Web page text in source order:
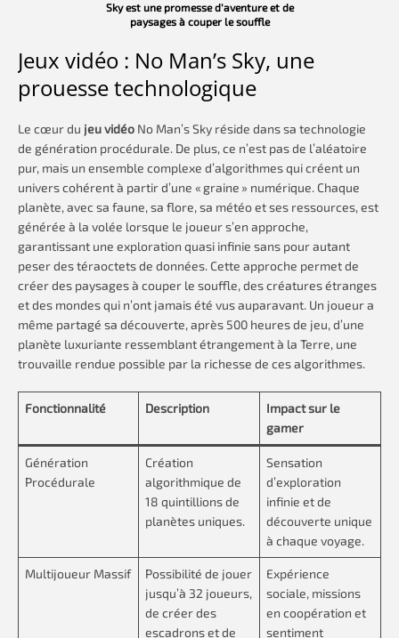
Sky est une promesse d’aventure et de
paysages à couper le souffle
Jeux vidéo : No Man’s Sky, une
prouesse technologique
Le cœur du jeu vidéo No Man’s Sky réside dans sa technologie
de génération procédurale. De plus, ce n’est pas de l’aléatoire
pur, mais un ensemble complexe d’algorithmes qui créent un
univers cohérent à partir d’une « graine » numérique. Chaque
planète, avec sa faune, sa flore, sa météo et ses ressources, est
générée à la volée lorsque le joueur s’en approche,
garantissant une exploration quasi infinie sans pour autant
peser des téraoctets de données. Cette approche permet de
créer des paysages à couper le souffle, des créatures étranges
et des mondes qui n’ont jamais été vus auparavant. Un joueur a
même partagé sa découverte, après 500 heures de jeu, d’une
planète luxuriante ressemblant étrangement à la Terre, une
trouvaille rendue possible par la richesse de ces algorithmes.
Fonctionnalité Description
Impact sur le
gamer
Génération
Procédurale
Création
algorithmique de
18 quintillions de
planètes uniques.
Sensation
d’exploration
infinie et de
découverte unique
à chaque voyage.
Multijoueur Massif
Possibilité de jouer
jusqu’à 32 joueurs,
de créer des
escadrons et de
Expérience
sociale, missions
en coopération et
sentiment